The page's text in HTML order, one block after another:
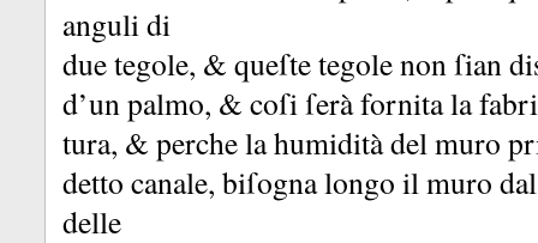
anguli di
due tegole, & queſte tegole non ſian
d’un palmo, & coſi ſerà fornita la
tura, & perche la humidità del muro
detto canale, biſogna longo il muro
delle